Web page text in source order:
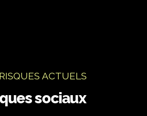
ACTUELS
sociaux